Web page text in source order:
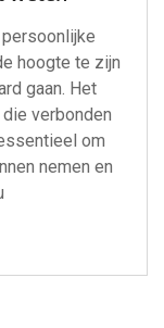
hoogte te zijn
gaan. Het
verbonden
om
nemen en